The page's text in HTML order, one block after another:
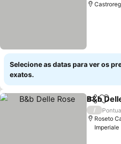
Selecione as datas para ver os
exatos.
Partilhar
B&b
/
Roseto
Imperiale